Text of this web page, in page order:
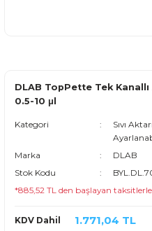
DLAB TopPette Tek
0.5-10 μl
Kategori Sıvı
Marka
DLAB
Stok Kodu
*885,52 TL den başlayan
KDV Dahil 1.771,04 TL